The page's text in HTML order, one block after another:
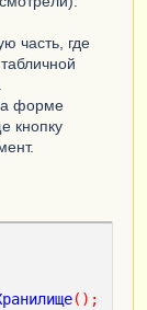
часть, где
форме
кнопку
();